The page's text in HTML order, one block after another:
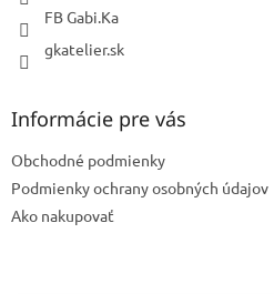
FB Gabi.Ka
gkatelier.sk
Informácie pre vás
Obchodné podmienky
Podmienky ochrany osobných údajov
Ako nakupovať